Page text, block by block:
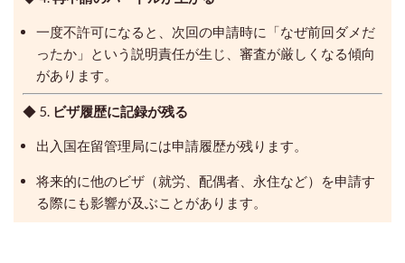
一度不許可になると、次回の申請時に「なぜ前回ダメだ
ったか」という説明責任が生じ、審査が厳しくなる傾向
があります。
◆ 5. ビザ履歴に記録が残る
出入国在留管理局には申請履歴が残ります。
将来的に他のビザ（就労、配偶者、永住など）を申請す
る際にも影響が及ぶことがあります。